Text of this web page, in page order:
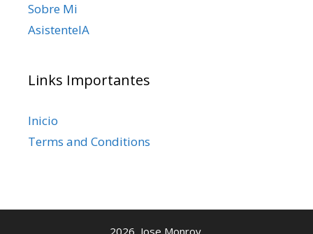
Sobre Mi
AsistenteIA
Links Importantes
Inicio
Terms and Conditions